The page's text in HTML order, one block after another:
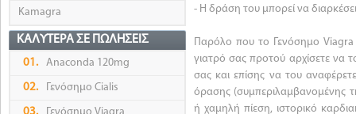
Kamagra
ΚΑΛΎΤΕΡΑ ΣΕ ΠΩΛΉΣΕΙΣ
01. Anaconda 120mg
02. Γενόσημο Cialis
- Η δράση του μπορεί να
Παρόλο που το Γενόσημο Viagra
γιατρό σας προτού αρχίσετε να
σας και επίσης να του
όρασης (συμπεριλαμβανομένης
ή χαμηλή πίεση, ιστορικό